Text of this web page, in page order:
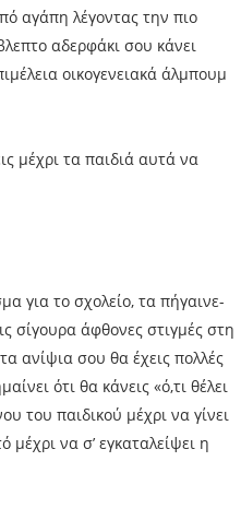
αγάπη λέγοντας την πιο
αδερφάκι σου κάνει
οικογενειακά άλμπουμ
μέχρι τα παιδιά αυτά να
για το σχολείο, τα πήγαινε-
σίγουρα άφθονες στιγμές στη
ανίψια σου θα έχεις πολλές
ότι θα κάνεις «ό,τι θέλει
του παιδικού μέχρι να γίνει
να σ’ εγκαταλείψει η